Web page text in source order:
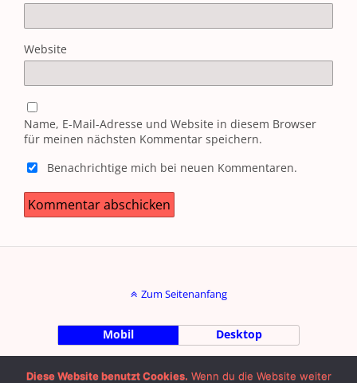
Website
Name, E-Mail-Adresse und Website in diesem Browser
für meinen nächsten Kommentar speichern.
Benachrichtige mich bei neuen Kommentaren.
Zum Seitenanfang
Mobil Desktop
by Julian Machalett |Impressum|
Diese Website benutzt Cookies. Wenn du die Website weiter